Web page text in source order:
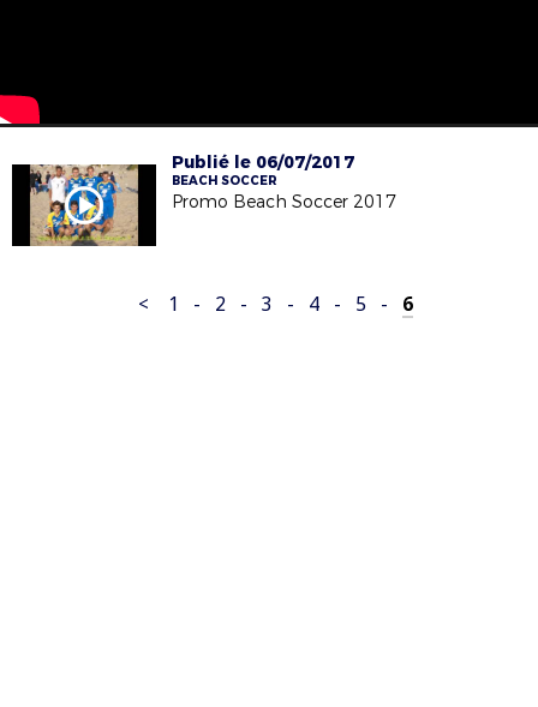
Publié le 06/07/2017
BEACH SOCCER
Promo Beach Soccer 2017
< 1 - 2 - 3 - 4 - 5 - 6